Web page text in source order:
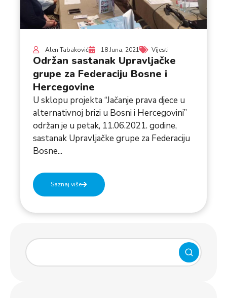
Alen Tabaković 18 Juna, 2021 Vijesti
Održan sastanak Upravljačke
grupe za Federaciju Bosne i
Hercegovine
U sklopu projekta “Jačanje prava djece u
alternativnoj brizi u Bosni i Hercegovini”
održan je u petak, 11.06.2021. godine,
sastanak Upravljačke grupe za Federaciju
Bosne...
Saznaj više